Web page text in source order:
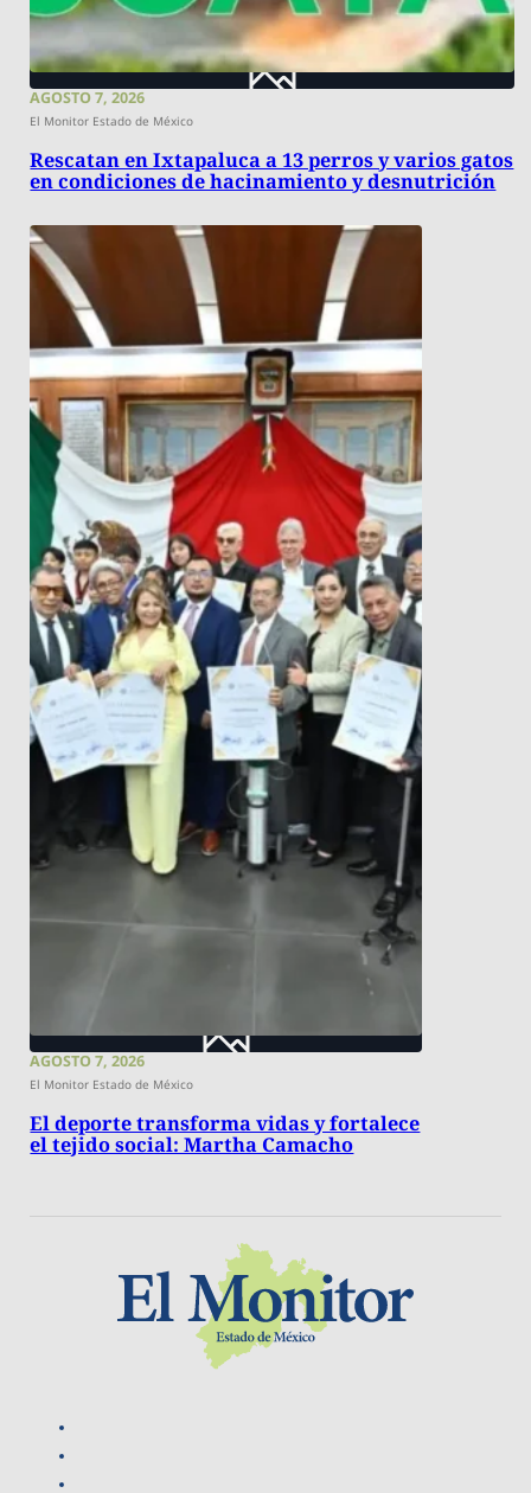
AGOSTO 7, 2026
El Monitor Estado de México
Rescatan en Ixtapaluca a 13 perros y varios gatos
en condiciones de hacinamiento y desnutrición
AGOSTO 7, 2026
El Monitor Estado de México
El deporte transforma vidas y fortalece
el tejido social: Martha Camacho